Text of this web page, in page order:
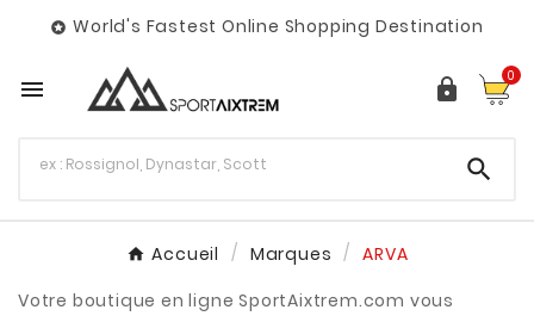
 World's Fastest Online Shopping Destination
  0

Accueil Marques
ARVA
Votre boutique en ligne SportAixtrem.com vous